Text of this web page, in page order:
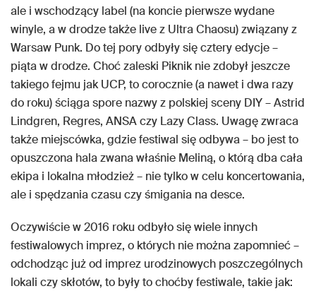
ale i wschodzący label (na koncie pierwsze wydane
winyle, a w drodze także live z Ultra Chaosu) związany z
Warsaw Punk. Do tej pory odbyły się cztery edycje –
piąta w drodze. Choć zaleski Piknik nie zdobył jeszcze
takiego fejmu jak UCP, to corocznie (a nawet i dwa razy
do roku) ściąga spore nazwy z polskiej sceny DIY – Astrid
Lindgren, Regres, ANSA czy Lazy Class. Uwagę zwraca
także miejscówka, gdzie festiwal się odbywa – bo jest to
opuszczona hala zwana właśnie Meliną, o którą dba cała
ekipa i lokalna młodzież – nie tylko w celu koncertowania,
ale i spędzania czasu czy śmigania na desce.
Oczywiście w 2016 roku odbyło się wiele innych
festiwalowych imprez, o których nie można zapomnieć –
odchodząc już od imprez urodzinowych poszczególnych
lokali czy skłotów, to były to choćby festiwale, takie jak: